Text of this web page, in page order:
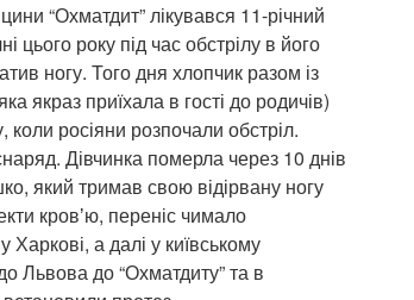
“Охматдит” лікувався 11-річний
цього року під час обстрілу в його
ногу. Того дня хлопчик разом із
якраз приїхала в гості до родичів)
росіяни розпочали обстріл.
Дівчинка померла через 10 днів
який тримав свою відірвану ногу
кровʼю, переніс чимало
а далі у київському
Львова до “Охматдиту” та в